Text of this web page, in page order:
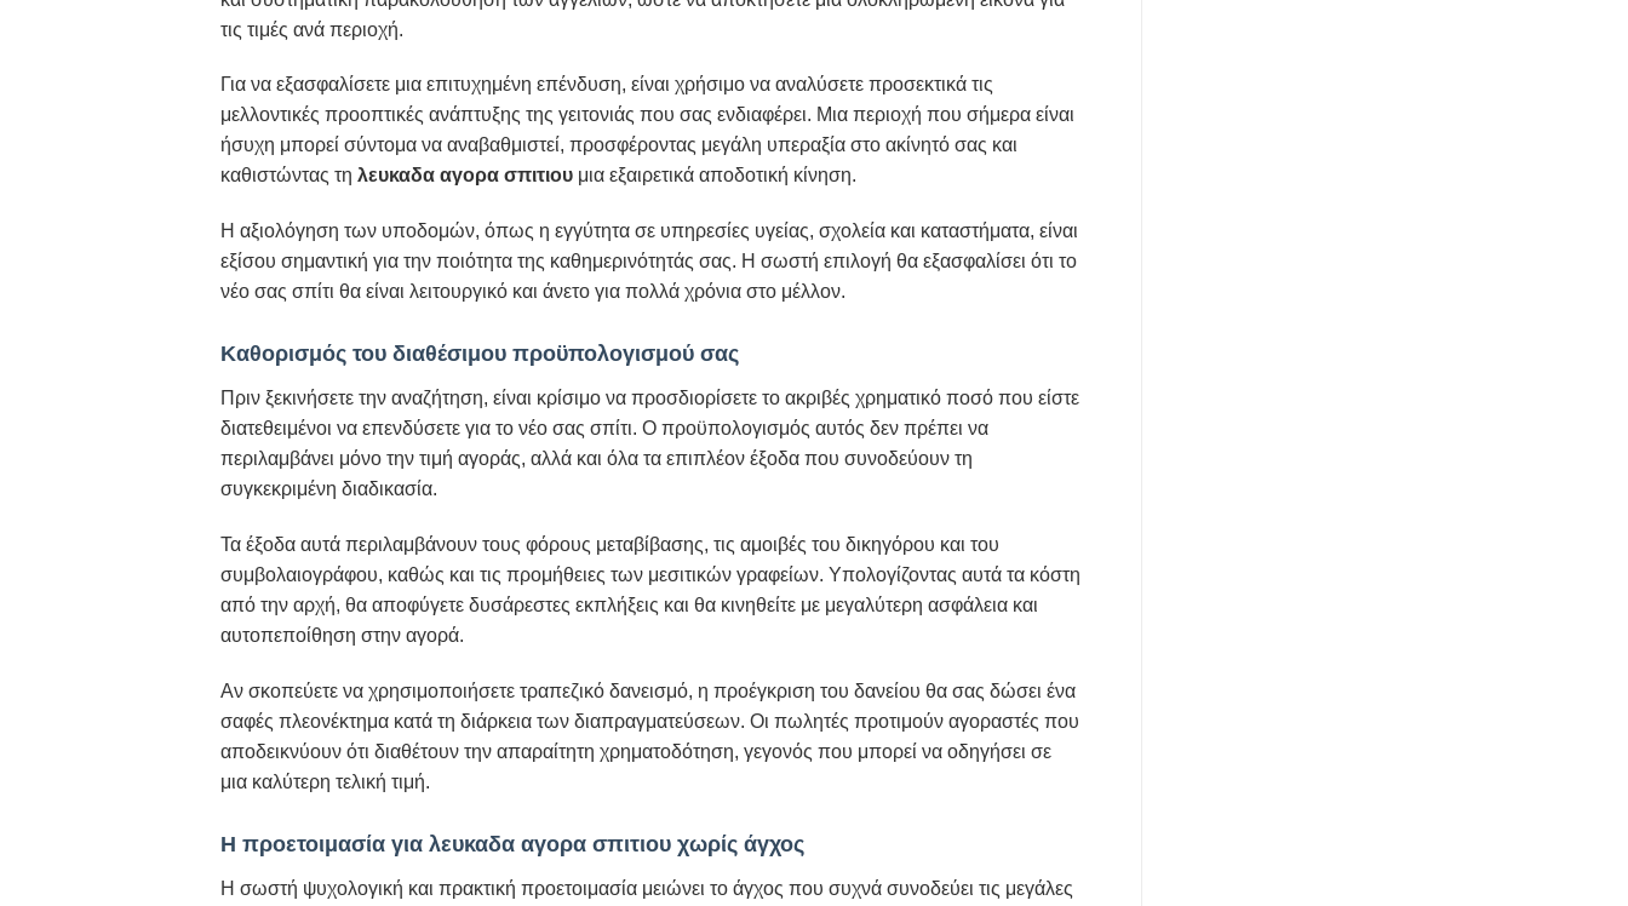
τις τιμές ανά περιοχή.
Για να εξασφαλίσετε μια επιτυχημένη επένδυση, είναι χρήσιμο να αναλύσετε προσεκτικά τις
μελλοντικές προοπτικές ανάπτυξης της γειτονιάς που σας ενδιαφέρει. Μια περιοχή που σήμερα είναι
ήσυχη μπορεί σύντομα να αναβαθμιστεί, προσφέροντας μεγάλη υπεραξία στο ακίνητό σας και
καθιστώντας τη λευκαδα αγορα σπιτιου μια εξαιρετικά αποδοτική κίνηση.
Η αξιολόγηση των υποδομών, όπως η εγγύτητα σε υπηρεσίες υγείας, σχολεία και καταστήματα, είναι
εξίσου σημαντική για την ποιότητα της καθημερινότητάς σας. Η σωστή επιλογή θα εξασφαλίσει ότι το
νέο σας σπίτι θα είναι λειτουργικό και άνετο για πολλά χρόνια στο μέλλον.
Καθορισμός του διαθέσιμου προϋπολογισμού σας
Πριν ξεκινήσετε την αναζήτηση, είναι κρίσιμο να προσδιορίσετε το ακριβές χρηματικό ποσό που είστε
διατεθειμένοι να επενδύσετε για το νέο σας σπίτι. Ο προϋπολογισμός αυτός δεν πρέπει να
περιλαμβάνει μόνο την τιμή αγοράς, αλλά και όλα τα επιπλέον έξοδα που συνοδεύουν τη
συγκεκριμένη διαδικασία.
Τα έξοδα αυτά περιλαμβάνουν τους φόρους μεταβίβασης, τις αμοιβές του δικηγόρου και του
συμβολαιογράφου, καθώς και τις προμήθειες των μεσιτικών γραφείων. Υπολογίζοντας αυτά τα κόστη
από την αρχή, θα αποφύγετε δυσάρεστες εκπλήξεις και θα κινηθείτε με μεγαλύτερη ασφάλεια και
αυτοπεποίθηση στην αγορά.
Αν σκοπεύετε να χρησιμοποιήσετε τραπεζικό δανεισμό, η προέγκριση του δανείου θα σας δώσει ένα
σαφές πλεονέκτημα κατά τη διάρκεια των διαπραγματεύσεων. Οι πωλητές προτιμούν αγοραστές που
αποδεικνύουν ότι διαθέτουν την απαραίτητη χρηματοδότηση, γεγονός που μπορεί να οδηγήσει σε
μια καλύτερη τελική τιμή.
Η προετοιμασία για λευκαδα αγορα σπιτιου χωρίς άγχος
Η σωστή ψυχολογική και πρακτική προετοιμασία μειώνει το άγχος που συχνά συνοδεύει τις μεγάλες